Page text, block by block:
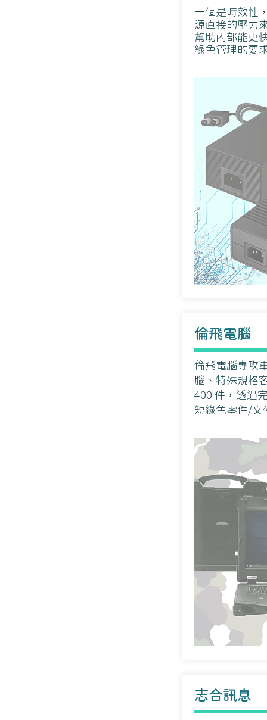
一個是時效性
源直接的壓力
幫助內部能更
綠色管理的要
​倫飛電腦
倫飛電腦專攻
腦、特殊規格
400 件，透過
短綠色零件/文
志合訊息